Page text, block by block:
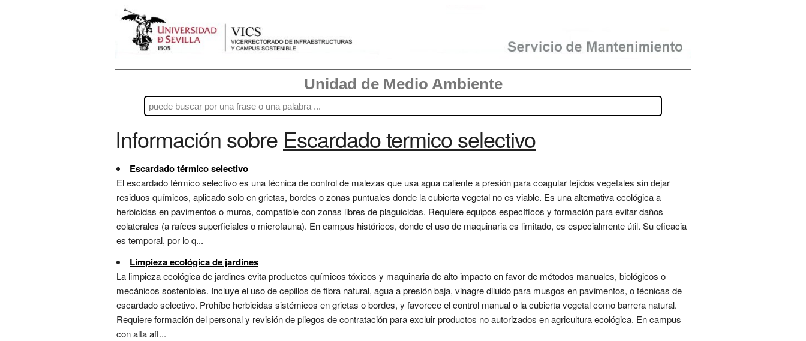
Unidad de Medio Ambiente
Información sobre Escardado termico selectivo
Escardado térmico selectivo
El escardado térmico selectivo es una técnica de control de malezas que usa agua caliente a presión para coagular tejidos vegetales sin dejar
residuos químicos, aplicado solo en grietas, bordes o zonas puntuales donde la cubierta vegetal no es viable. Es una alternativa ecológica a
herbicidas en pavimentos o muros, compatible con zonas libres de plaguicidas. Requiere equipos específicos y formación para evitar daños
colaterales (a raíces superficiales o microfauna). En campus históricos, donde el uso de maquinaria es limitado, es especialmente útil. Su eficacia
es temporal, por lo q...
Limpieza ecológica de jardines
La limpieza ecológica de jardines evita productos químicos tóxicos y maquinaria de alto impacto en favor de métodos manuales, biológicos o
mecánicos sostenibles. Incluye el uso de cepillos de fibra natural, agua a presión baja, vinagre diluido para musgos en pavimentos, o técnicas de
escardado selectivo. Prohíbe herbicidas sistémicos en grietas o bordes, y favorece el control manual o la cubierta vegetal como barrera natural.
Requiere formación del personal y revisión de pliegos de contratación para excluir productos no autorizados en agricultura ecológica. En campus
con alta afl...